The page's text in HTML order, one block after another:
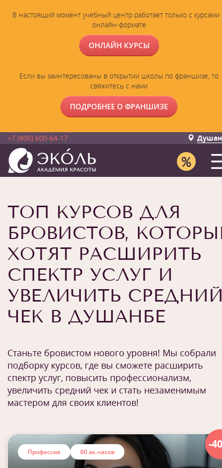
В настоящий момент учебный центр работает только с курсами
онлайн-формате
ОНЛАЙН КУРСЫ
Если вы заинтересованы в открытии школы по франшизе, то
свяжитесь с нами
ПОДРОБНЕЕ О ФРАНШИЗЕ
+7 (800) 600-64-17
ТОП КУРСОВ ДЛЯ
БРОВИСТОВ,
ХОТЯТ РАСШИРИТЬ
СПЕКТР УСЛУГ И
УВЕЛИЧИТЬ
ЧЕК В ДУШАНБЕ
Станьте бровистом нового уровня! Мы собрали
подборку курсов, где вы сможете расширить
спектр услуг, повысить профессионализм,
увеличить средний чек и стать незаменимым
мастером для своих клиентов!
-
Профессия 60 ак.часов